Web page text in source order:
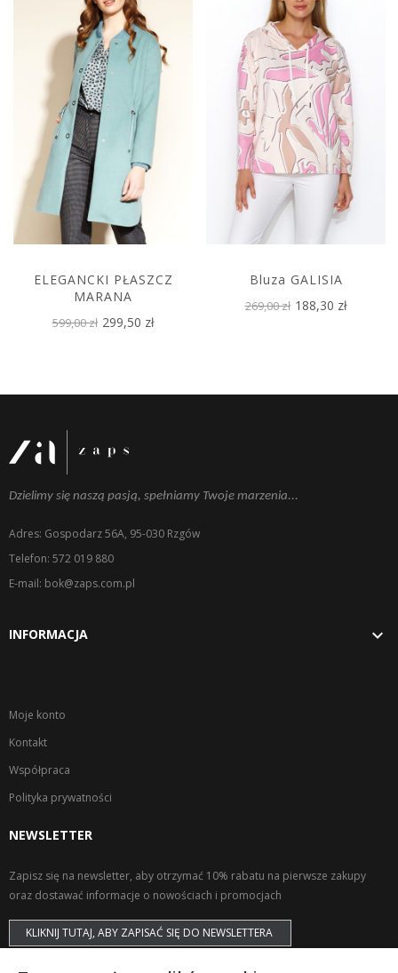
ELEGANCKI PŁASZCZ
MARANA
599,00 zł 299,50 zł
Bluza GALISIA
269,00 zł 188,30 zł
Dzielimy się naszą pasją, spełniamy Twoje marzenia...
Adres: Gospodarz 56A, 95-030 Rzgów
Telefon: 572 019 880
E-mail: bok@zaps.com.pl
INFORMACJA 
Moje konto
Kontakt
Współpraca
Polityka prywatności
NEWSLETTER
Zapisz się na newsletter, aby otrzymać 10% rabatu na pierwsze zakupy
oraz dostawać informacje o nowościach i promocjach
KLIKNIJ TUTAJ, ABY ZAPISAĆ SIĘ DO NEWSLETTERA